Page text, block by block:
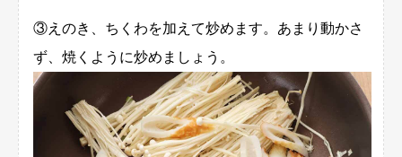
③えのき、ちくわを加えて炒めます。あまり動かさ
ず、焼くように炒めましょう。